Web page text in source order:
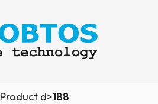
Product d>188